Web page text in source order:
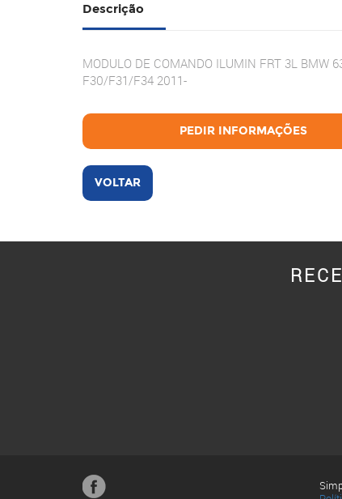
Descrição
MODULO DE COMANDO ILUMIN FRT 3L BMW
F30/F31/F34 2011-
PEDIR INFORMAÇÕES
VOLTAR